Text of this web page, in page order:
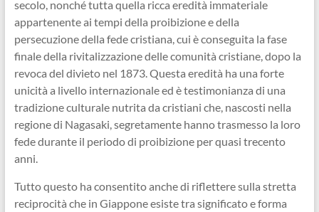
secolo, nonché tutta quella ricca eredità immateriale
appartenente ai tempi della proibizione e della
persecuzione della fede cristiana, cui è conseguita la fase
finale della rivitalizzazione delle comunità cristiane, dopo la
revoca del divieto nel 1873. Questa eredità ha una forte
unicità a livello internazionale ed è testimonianza di una
tradizione culturale nutrita da cristiani che, nascosti nella
regione di Nagasaki, segretamente hanno trasmesso la loro
fede durante il periodo di proibizione per quasi trecento
anni.
Tutto questo ha consentito anche di riflettere sulla stretta
reciprocità che in Giappone esiste tra significato e forma